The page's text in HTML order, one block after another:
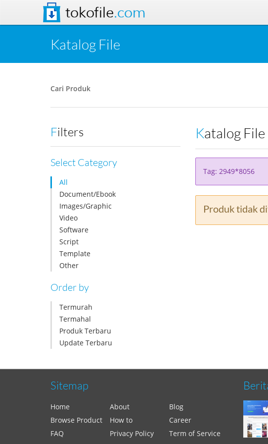
tokofile.com
Katalog File
Cari Produk
Filters
Select Category
All
Document/Ebook
Images/Graphic
Video
Software
Script
Template
Other
Order by
Termurah
Termahal
Produk Terbaru
Update Terbaru
Katalog File
Tag: 2949*8056
Produk tidak
Sitemap
Home About
Blog
Browse Product
How to
Career
FAQ
Privacy Policy
Term of Service